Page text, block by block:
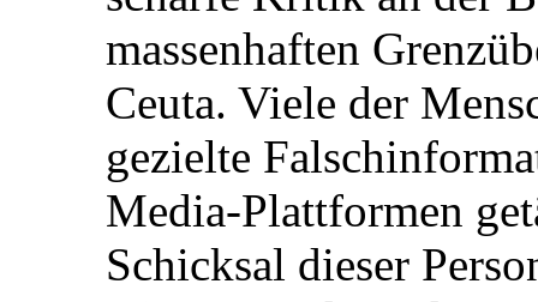
massenhaften
Ceuta. Viele der
gezielte
Media-Plattformen
Schicksal dieser